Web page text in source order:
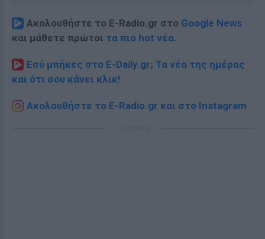
Ακολουθήστε το E-Radio.gr στο Google News
και μάθετε πρώτοι τα πιο hot νέα.
Εσύ μπήκες στο E-Daily.gr; Τα νέα της ημέρας
και ότι σου κάνει κλικ!
Ακολουθήστε το E-Radio.gr και στο Instagram